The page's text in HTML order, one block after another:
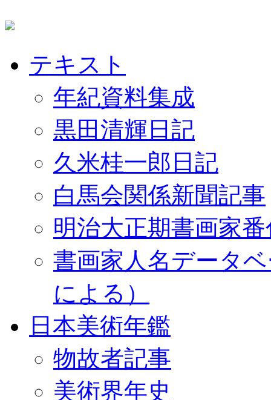
テキスト
年紀資料集成
黒田清輝日記
久米桂一郎日記
白馬会関係新聞記事
明治大正期書画家
書画家人名データ
による）
日本美術年鑑
物故者記事
美術界年史